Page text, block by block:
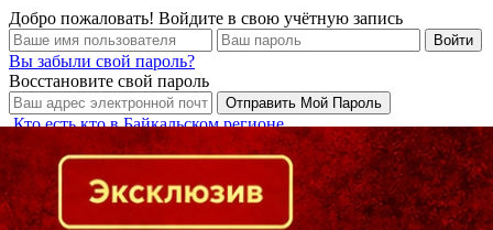
Добро пожаловать! Войдите в свою учётную запись
Вы забыли свой пароль?
Восстановите свой пароль
Кто есть кто в Байкальском регионе